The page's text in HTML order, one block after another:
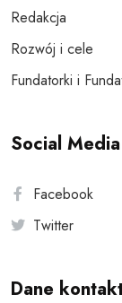
Redakcja
Rozwój i cele
Fundatorki i
Social Media
Facebook
Twitter
Dane